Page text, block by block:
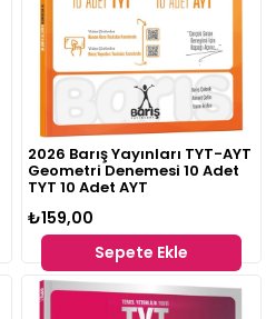
2026 Barış Yayınları TYT-AYT
Geometri Denemesi 10 Adet
TYT 10 Adet AYT
₺159,00
Sepete Ekle